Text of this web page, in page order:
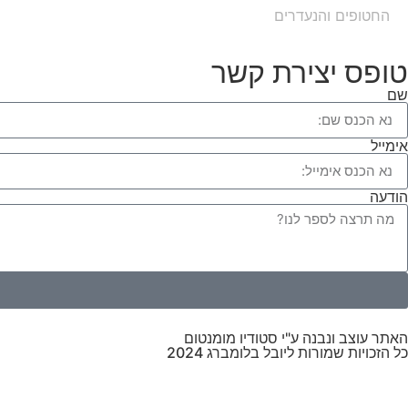
החטופים והנעדרים
טופס יצירת קשר
שם
אימייל
הודעה
האתר עוצב ונבנה ע"י סטודיו מומנטום
כל הזכויות שמורות ליובל בלומברג 2024